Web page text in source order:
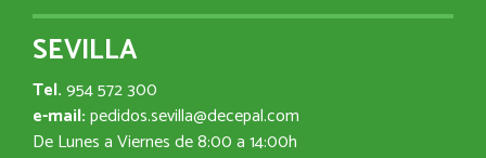
SEVILLA
Tel.954 572 300
e-mail:pedidos.sevilla@decepal.com
De Lunes a Viernes de 8:00 a 14:00h